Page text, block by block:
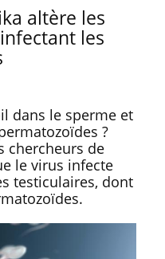
altère les
les
dans le sperme et
?
chercheurs de
le virus infecte
testiculaires, dont